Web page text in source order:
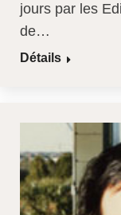
jours par les
de…
Détails